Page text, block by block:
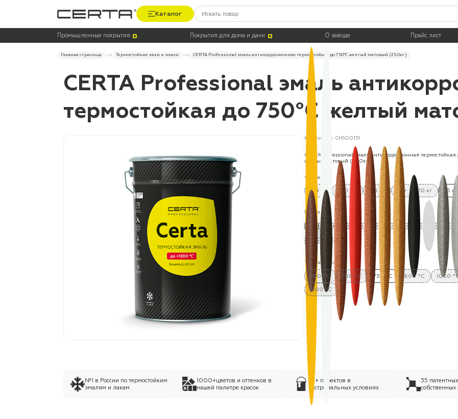
Каталог
Промышленные покрытия Покрытия для дома и дачи О заводе Прайс лист
Главная страница Термостойкие лаки и эмали CERTA Professional эмаль антикоррозионная термостойкая до 750°С желтый матовый (25,0кг)
CERTA Professional эмаль
термостойкая до 750°С желтый
Код товара: CHS00131
CERTA Professional эмаль антикоррозионная термостойкая
желтый матовый (25,0кг)
Фасовка:
0.4 кг 520 мл 0.8 кг 4 кг 10 кг 25 кг
Цвета:
Термостойкость:
400 °C 700 °C 750 °C 800 °C 1000
1200 °C
№1 в России по термостойким
эмалям и лакам
1000+цветов и оттенков в
нашей палитре красок
75+ проектов в
экстремальных условиях
35
собственных